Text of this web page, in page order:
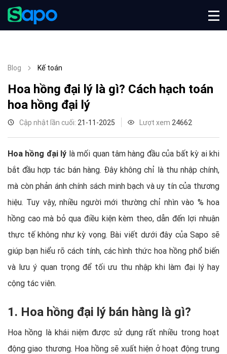
Blog Kế toán
Hoa hồng đại lý là gì? Cách hạch toán
hoa hồng đại lý
Cập nhật lần cuối: 21-11-2025 Lượt xem 24662
Hoa hồng đại lý là mối quan tâm hàng đầu của bất kỳ ai khi
bắt đầu hợp tác bán hàng. Đây không chỉ là thu nhập chính,
mà còn phản ánh chính sách minh bạch và uy tín của thương
hiệu. Tuy vậy, nhiều người mới thường chỉ nhìn vào % hoa
hồng cao mà bỏ qua điều kiện kèm theo, dẫn đến lợi nhuận
thực tế không như kỳ vọng. Bài viết dưới đây của Sapo sẽ
giúp bạn hiểu rõ cách tính, các hình thức hoa hồng phổ biến
và lưu ý quan trọng để tối ưu thu nhập khi làm đại lý hay
cộng tác viên.
1. Hoa hồng đại lý bán hàng là gì?
Hoa hồng là khái niệm được sử dụng rất nhiều trong hoạt
động giao thương. Hoa hồng sẽ xuất hiện ở hoạt động trung